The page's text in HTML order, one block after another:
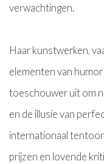
verwachtingen.
Haar kunstwerken,
elementen van
toeschouwer uit om
en de illusie van
internationaal
prijzen en lovende